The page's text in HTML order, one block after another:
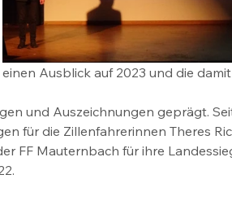
Ausblick auf 2023 und die damit
und Auszeichnungen geprägt.
für die Zillenfahrerinnen Theres
FF Mauternbach für ihre